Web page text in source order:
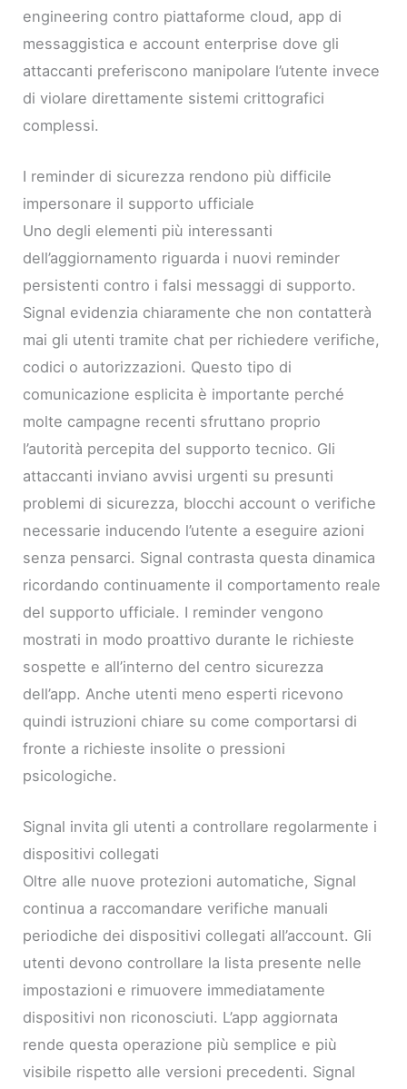
engineering contro piattaforme cloud, app di
messaggistica e account enterprise dove gli
attaccanti preferiscono manipolare l’utente invece
di violare direttamente sistemi crittografici
complessi.
I reminder di sicurezza rendono più difficile
impersonare il supporto ufficiale
Uno degli elementi più interessanti
dell’aggiornamento riguarda i nuovi reminder
persistenti contro i falsi messaggi di supporto.
Signal evidenzia chiaramente che non contatterà
mai gli utenti tramite chat per richiedere verifiche,
codici o autorizzazioni. Questo tipo di
comunicazione esplicita è importante perché
molte campagne recenti sfruttano proprio
l’autorità percepita del supporto tecnico. Gli
attaccanti inviano avvisi urgenti su presunti
problemi di sicurezza, blocchi account o verifiche
necessarie inducendo l’utente a eseguire azioni
senza pensarci. Signal contrasta questa dinamica
ricordando continuamente il comportamento reale
del supporto ufficiale. I reminder vengono
mostrati in modo proattivo durante le richieste
sospette e all’interno del centro sicurezza
dell’app. Anche utenti meno esperti ricevono
quindi istruzioni chiare su come comportarsi di
fronte a richieste insolite o pressioni
psicologiche.
Signal invita gli utenti a controllare regolarmente i
dispositivi collegati
Oltre alle nuove protezioni automatiche, Signal
continua a raccomandare verifiche manuali
periodiche dei dispositivi collegati all’account. Gli
utenti devono controllare la lista presente nelle
impostazioni e rimuovere immediatamente
dispositivi non riconosciuti. L’app aggiornata
rende questa operazione più semplice e più
visibile rispetto alle versioni precedenti. Signal